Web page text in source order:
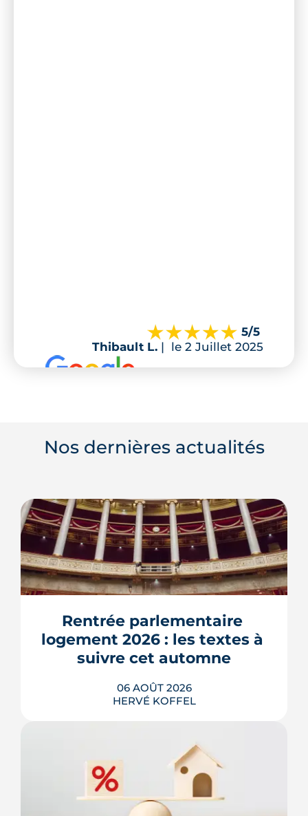
5/5
Thibault L. | le 2 Juillet 2025
Nos dernières actualités
Rentrée parlementaire
logement 2026 : les textes à
suivre cet automne
06 AOÛT 2026
HERVÉ KOFFEL
Après un printemps d'annonces,
l'automne 2026 sera l'heure de vérité
pour le logement. Trois dossiers
parlementaires, du projet de loi